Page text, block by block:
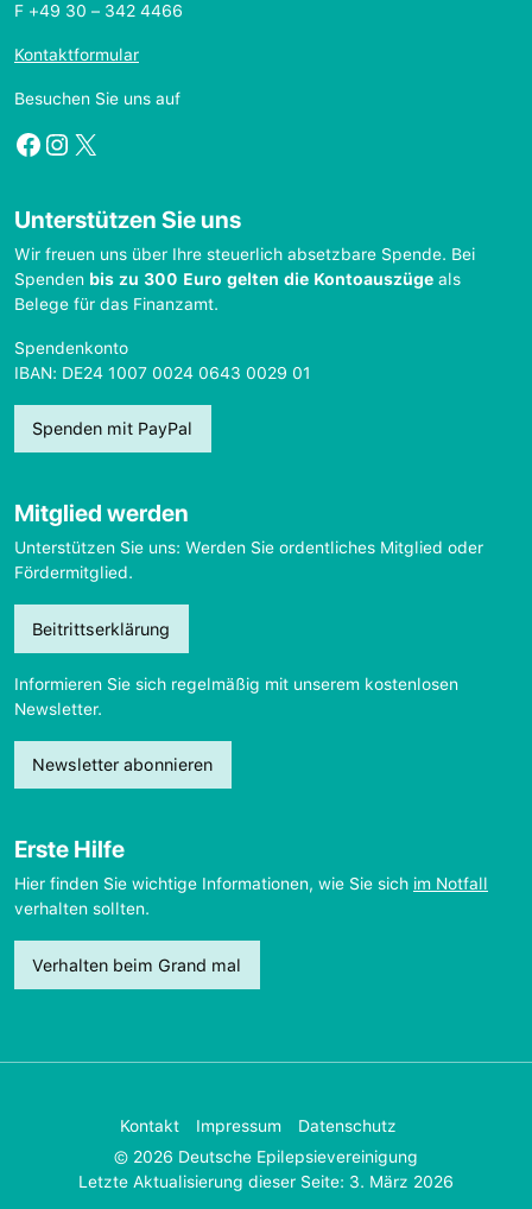
F +49 30 – 342 4466
Kontaktformular
Besuchen Sie uns auf
Facebook
Instagram
X
Unterstützen Sie uns
Wir freuen uns über Ihre steuerlich absetzbare Spende. Bei
Spenden bis zu 300 Euro gelten die Kontoauszüge als
Belege für das Finanzamt.
Spendenkonto
IBAN: DE24 1007 0024 0643 0029 01
Spenden mit PayPal
Mitglied werden
Unterstützen Sie uns: Werden Sie ordentliches Mitglied oder
Fördermitglied.
Beitrittserklärung
Informieren Sie sich regelmäßig mit unserem kostenlosen
Newsletter.
Newsletter abonnieren
Erste Hilfe
Hier finden Sie wichtige Informationen, wie Sie sich im Notfall
verhalten sollten.
Verhalten beim Grand mal
Kontakt Impressum
Datenschutz
© 2026 Deutsche Epilepsievereinigung
Letzte Aktualisierung dieser Seite: 3. März 2026